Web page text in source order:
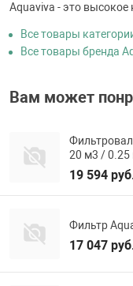
Aquaviva - это высокое
Все товары
Все товары бренда
Вам может
20 м3 / 0.25
19 594
Фильтр
17 047